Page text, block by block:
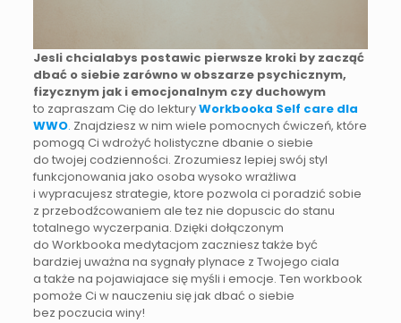
Jesli chcialabys postawic pierwsze kroki by zacząć
dbać o siebie zarówno w obszarze psychicznym,
fizycznym jak i emocjonalnym czy duchowym
to zapraszam Cię do lekturyWorkbooka Self care dla
WWO. Znajdziesz w nim wiele pomocnych ćwiczeń, które
pomogą Ci wdrożyć holistyczne dbanie o siebie
do twojej codzienności. Zrozumiesz lepiej swój styl
funkcjonowania jako osoba wysoko wrażliwa
i wypracujesz strategie, ktore pozwola ci poradzić sobie
z przebodźcowaniem ale tez nie dopuscic do stanu
totalnego wyczerpania. Dzięki dołączonym
do Workbooka medytacjom zaczniesz także być
bardziej uważna na sygnały plynace z Twojego ciala
a także na pojawiajace się myśli i emocje. Ten workbook
pomoże Ci w nauczeniu się jak dbać o siebie
bez poczucia winy!